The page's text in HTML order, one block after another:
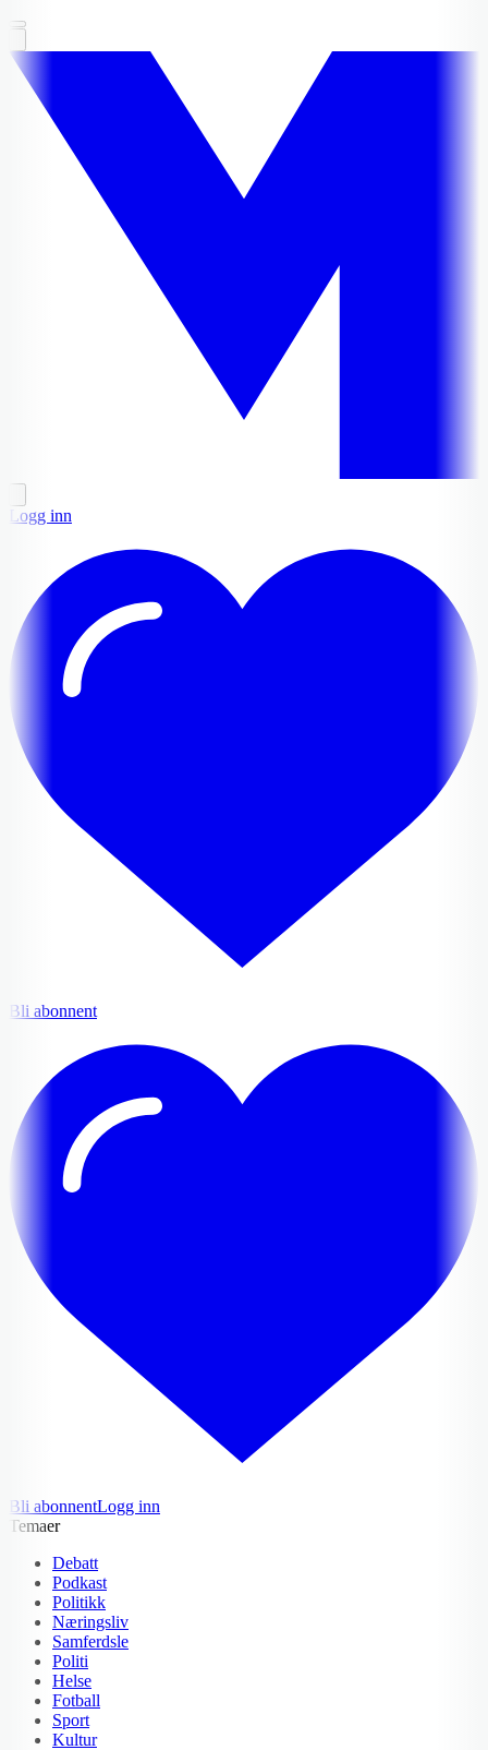
Logg inn
Bli abonnent
Bli abonnentLogg inn
Temaer
Debatt
Podkast
Politikk
Næringsliv
Samferdsle
Politi
Helse
Fotball
Sport
Kultur